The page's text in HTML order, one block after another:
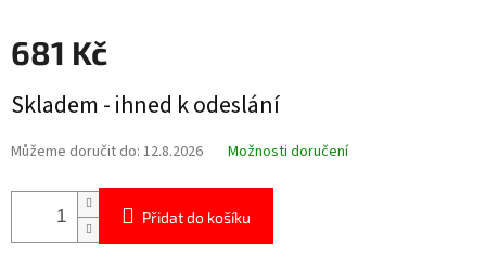
681 Kč
cena:
Skladem - ihned k odeslání
Můžeme doručit do: 12.8.2026 Možnosti doručení
Přidat do košíku